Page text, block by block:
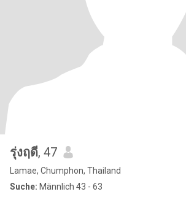
รุ่งฤดี, 47
Lamae, Chumphon, Thailand
Suche: Männlich 43 - 63